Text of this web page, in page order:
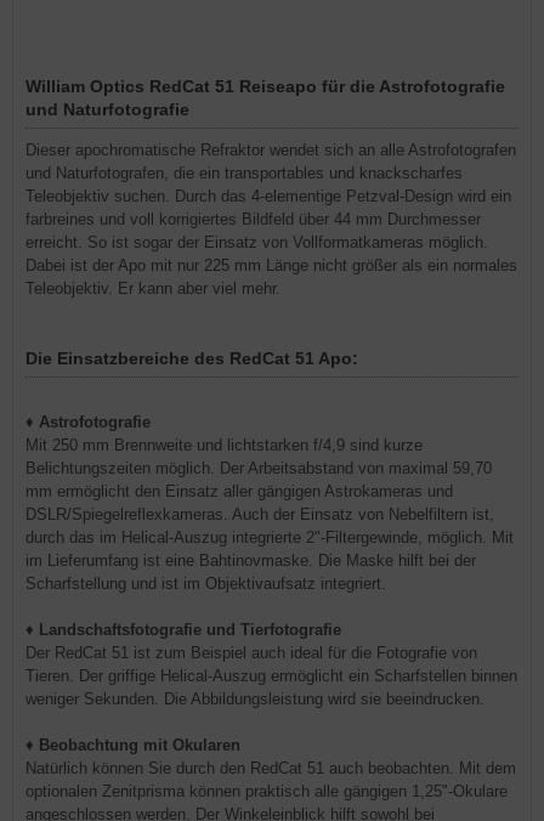
William Optics RedCat 51 Reiseapo für die Astrofotografie
und Naturfotografie
Dieser apochromatische Refraktor wendet sich an alle Astrofotografen
und Naturfotografen, die ein transportables und knackscharfes
Teleobjektiv suchen. Durch das 4-elementige Petzval-Design wird ein
farbreines und voll korrigiertes Bildfeld über 44 mm Durchmesser
erreicht. So ist sogar der Einsatz von Vollformatkameras möglich.
Dabei ist der Apo mit nur 225 mm Länge nicht größer als ein normales
Teleobjektiv. Er kann aber viel mehr.
Die Einsatzbereiche des RedCat 51 Apo:
♦ Astrofotografie
Mit 250 mm Brennweite und lichtstarken f/4,9 sind kurze
Belichtungszeiten möglich. Der Arbeitsabstand von maximal 59,70
mm ermöglicht den Einsatz aller gängigen Astrokameras und
DSLR/Spiegelreflexkameras. Auch der Einsatz von Nebelfiltern ist,
durch das im Helical-Auszug integrierte 2"-Filtergewinde, möglich. Mit
im Lieferumfang ist eine Bahtinovmaske. Die Maske hilft bei der
Scharfstellung und ist im Objektivaufsatz integriert.
♦ Landschaftsfotografie und Tierfotografie
Der RedCat 51 ist zum Beispiel auch ideal für die Fotografie von
Tieren. Der griffige Helical-Auszug ermöglicht ein Scharfstellen binnen
weniger Sekunden. Die Abbildungsleistung wird sie beeindrucken.
♦ Beobachtung mit Okularen
Natürlich können Sie durch den RedCat 51 auch beobachten. Mit dem
optionalen Zenitprisma können praktisch alle gängigen 1,25"-Okulare
angeschlossen werden. Der Winkeleinblick hilft sowohl bei